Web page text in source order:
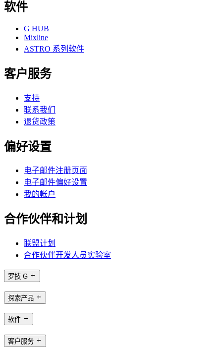
软件
G HUB
Mixline
ASTRO 系列软件
客户服务
支持
联系我们
退货政策
偏好设置
电子邮件注册页面
电子邮件偏好设置
我的帐户
合作伙伴和计划
联盟计划
合作伙伴开发人员实验室
罗技 G
探索产品
软件
客户服务